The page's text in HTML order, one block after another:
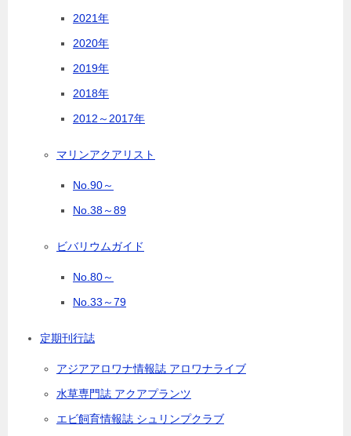
2021年
2020年
2019年
2018年
2012～2017年
マリンアクアリスト
No.90～
No.38～89
ビバリウムガイド
No.80～
No.33～79
定期刊行誌
アジアアロワナ情報誌 アロワナライブ
水草専門誌 アクアプランツ
エビ飼育情報誌 シュリンプクラブ